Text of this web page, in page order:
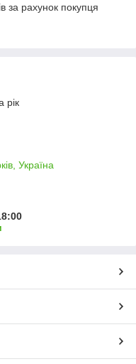
за рахунок покупця
рік
Україна